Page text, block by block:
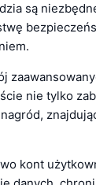
są
nie tylko
kont